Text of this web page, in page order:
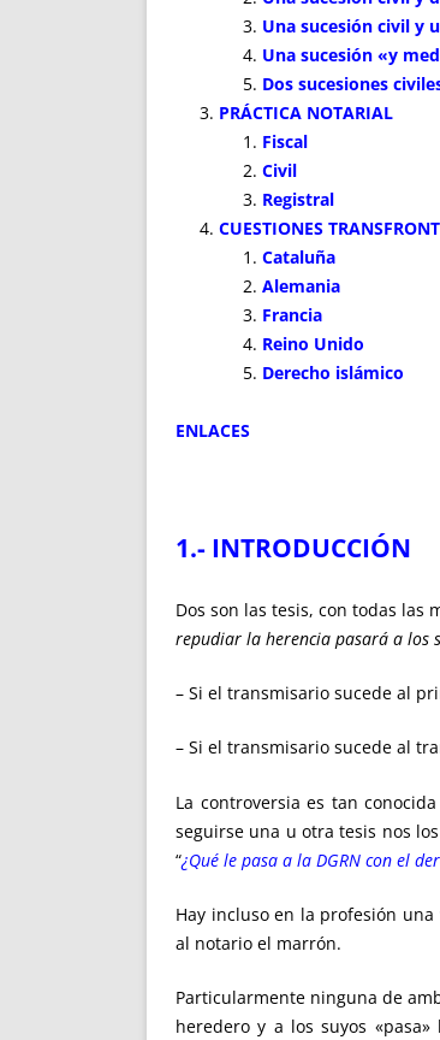
Una sucesión civil y
Una sucesión «y
Dos sucesiones
PRÁCTICA NOTARIAL
Fiscal
Civil
Registral
CUESTIONES
Cataluña
Alemania
Francia
Reino Unido
Derecho islámico
ENLACES
1.- INTRODUCCIÓN
Dos son las tesis, con todas las
repudiar la herencia pasará a los
– Si el transmisario sucede al
– Si el transmisario sucede al
La controversia es tan
seguirse una u otra tesis nos
“¿Qué le pasa a la DGRN con el
Hay incluso en la profesión
al notario el marrón.
Particularmente ninguna de
heredero y a los suyos